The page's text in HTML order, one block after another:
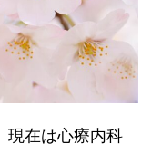
現在は心療内科